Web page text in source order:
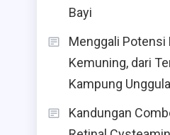
Bayi
Menggali Potensi
Kemuning, dari
Kampung
Kandungan